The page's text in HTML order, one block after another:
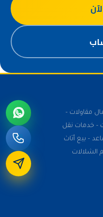
مقاولات -
- خدمات نقل
- بيع أثاث
الشلالات